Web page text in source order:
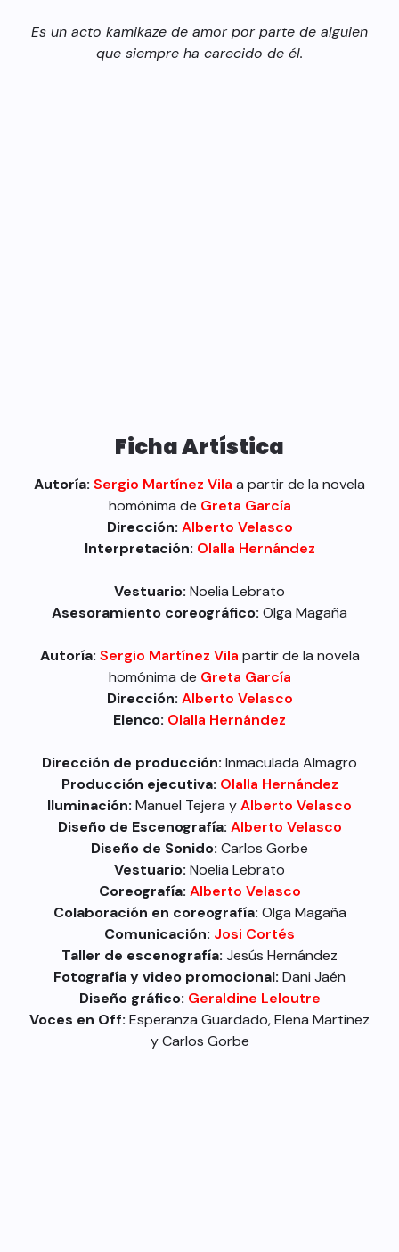
Es un acto kamikaze de amor por parte de alguien
que siempre ha carecido de él.
Ficha Artística
Autoría: Sergio Martínez Vila a partir de la novela
homónima de Greta García
Dirección: Alberto Velasco
Interpretación: Olalla Hernández
Vestuario: Noelia Lebrato
Asesoramiento coreográfico: Olga Magaña
Autoría: Sergio Martínez Vila partir de la novela
homónima de Greta García
Dirección: Alberto Velasco
Elenco: Olalla Hernández
Dirección de producción: Inmaculada Almagro
Producción ejecutiva: Olalla Hernández
Iluminación: Manuel Tejera yAlberto Velasco
Diseño de Escenografía: Alberto Velasco
Diseño de Sonido: Carlos Gorbe
Vestuario: Noelia Lebrato
Coreografía: Alberto Velasco
Colaboración en coreografía: Olga Magaña
Comunicación: Josi Cortés
Taller de escenografía: Jesús Hernández
Fotografía y video promocional: Dani Jaén
Diseño gráfico: Geraldine Leloutre
Voces en Off: Esperanza Guardado, Elena Martínez
y Carlos Gorbe